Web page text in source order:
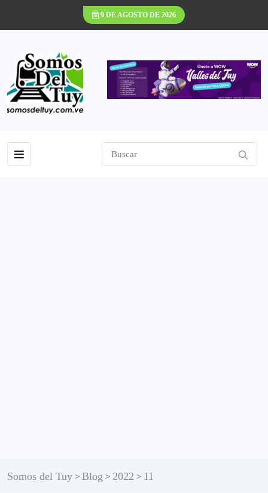
9 DE AGOSTO DE 2026
Somos del Tuy > Blog > 2022 > 11